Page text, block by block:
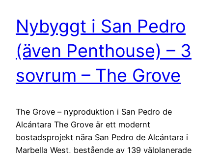
Nybyggt i San Pedro
(även Penthouse) – 3
sovrum – The Grove
The Grove – nyproduktion i San Pedro de
Alcántara The Grove är ett modernt
bostadsprojekt nära San Pedro de Alcántara i
Marbella West, bestående av 139 välplanerade